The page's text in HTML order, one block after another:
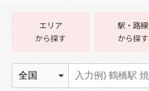
エリア
から探す
駅・路線
から探す